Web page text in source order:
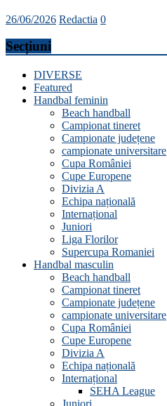
26/06/2026 Redactia 0
Secțiuni
DIVERSE
Featured
Handbal feminin
Beach handball
Campionat tineret
Campionate județene
campionate universitare
Cupa României
Cupe Europene
Divizia A
Echipa națională
Internațional
Juniori
Liga Florilor
Supercupa Romaniei
Handbal masculin
Beach handball
Campionat tineret
Campionate județene
campionate universitare
Cupa României
Cupe Europene
Divizia A
Echipa națională
Internațional
SEHA League
Juniori